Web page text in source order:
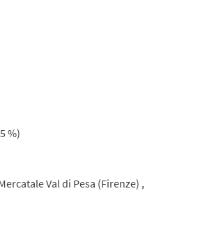
%)
Val di Pesa (Firenze) ,